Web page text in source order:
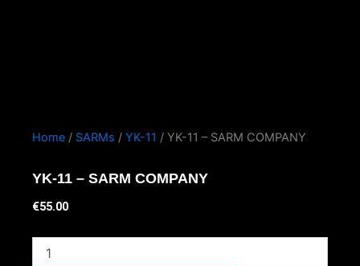
Home / SARMs / YK-11 / YK-11 – SARM COMPANY
YK-11 – SARM COMPANY
€55.00